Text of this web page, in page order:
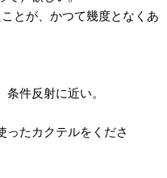
とが、かつて幾度となくあ
件反射に近い。
ったカクテルをくださ